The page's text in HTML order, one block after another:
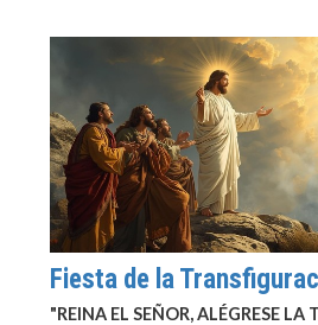
Fiesta de la
"REINA EL SEÑOR, ALÉGRESE LA